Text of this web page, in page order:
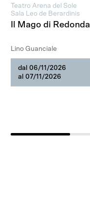
Teatro Arena del Sole
Sala Leo de Berardinis
Il Mago di Redonda
Lino Guanciale
dal 06/11/2026
al 07/11/2026